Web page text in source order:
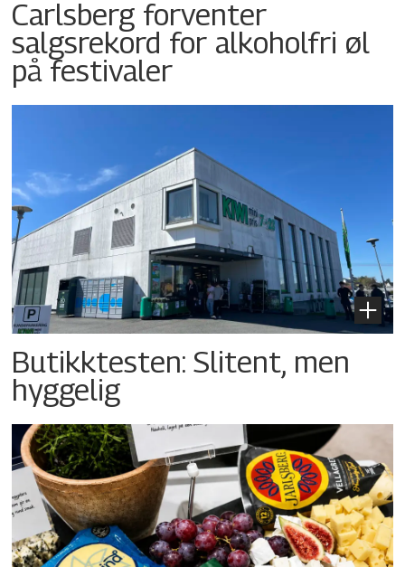
Carlsberg forventer
salgsrekord for alkoholfri øl
på festivaler
Butikktesten: Slitent, men
hyggelig